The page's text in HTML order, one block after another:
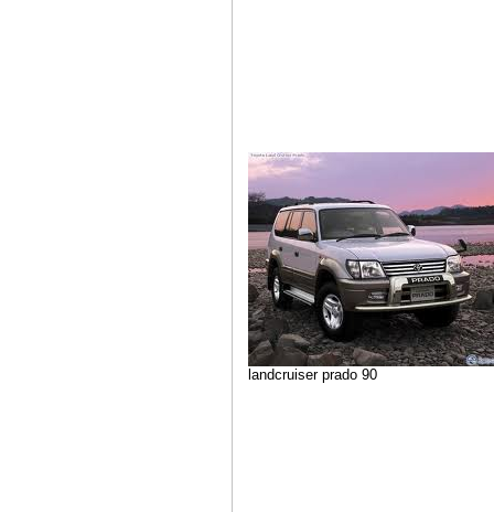
landcruiser prado 90